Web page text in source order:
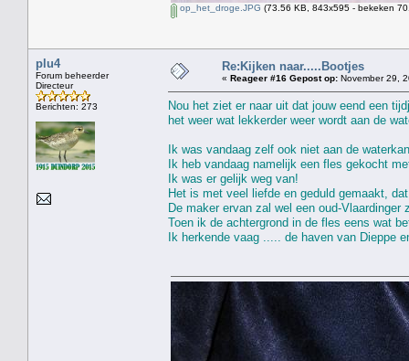
op_het_droge.JPG (73.56 KB, 843x595 - bekeken
plu4
Forum beheerder
Directeur
Berichten: 273
Re:Kijken naar.....Bootjes
« Reageer #16 Gepost op: November 29,
Nou het ziet er naar uit dat jouw eend een
het weer wat lekkerder weer wordt aan de
Ik was vandaag zelf ook niet aan de
Ik heb vandaag namelijk een fles gekocht
Ik was er gelijk weg van!
Het is met veel liefde en geduld gemaakt,
De maker ervan zal wel een oud-
Toen ik de achtergrond in de fles eens wat
Ik herkende vaag ..... de haven van Dieppe